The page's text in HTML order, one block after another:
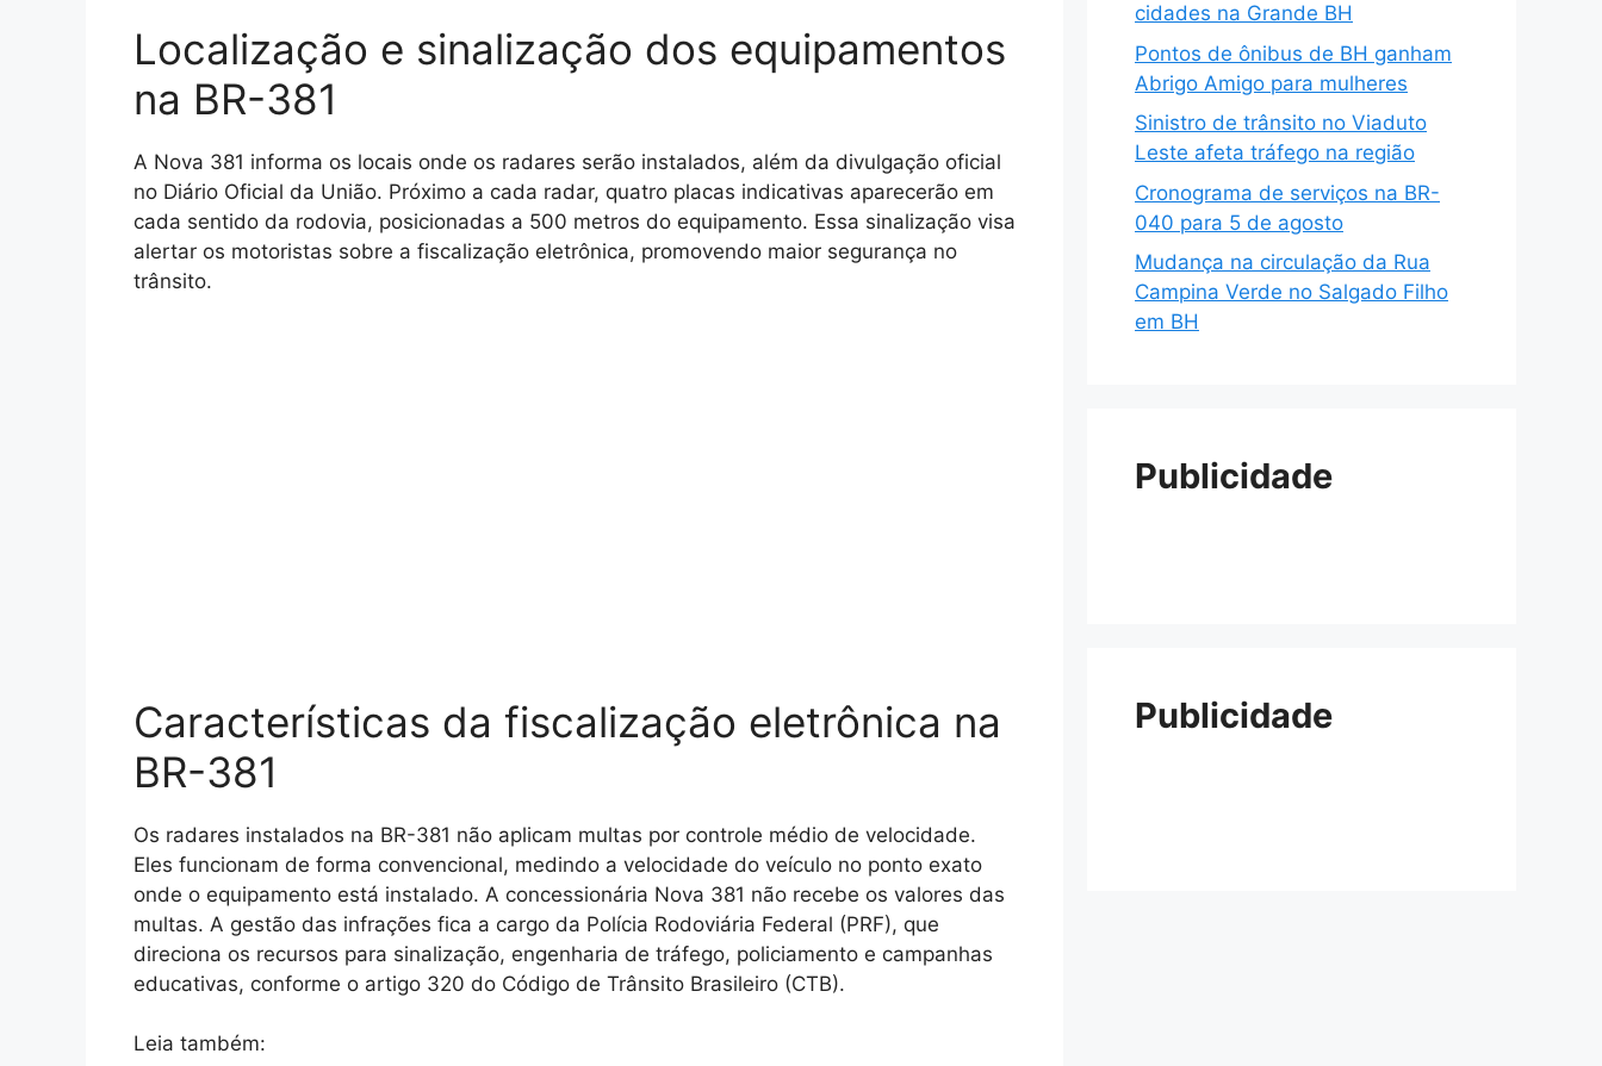
Localização e sinalização dos equipamentos
na BR-381
A Nova 381 informa os locais onde os radares serão instalados, além da divulgação oficial
no Diário Oficial da União. Próximo a cada radar, quatro placas indicativas aparecerão em
cada sentido da rodovia, posicionadas a 500 metros do equipamento. Essa sinalização visa
alertar os motoristas sobre a fiscalização eletrônica, promovendo maior segurança no
trânsito.
Características da fiscalização eletrônica na
BR-381
Os radares instalados na BR-381 não aplicam multas por controle médio de velocidade.
Eles funcionam de forma convencional, medindo a velocidade do veículo no ponto exato
onde o equipamento está instalado. A concessionária Nova 381 não recebe os valores das
multas. A gestão das infrações fica a cargo da Polícia Rodoviária Federal (PRF), que
direciona os recursos para sinalização, engenharia de tráfego, policiamento e campanhas
educativas, conforme o artigo 320 do Código de Trânsito Brasileiro (CTB).
Leia também:
cidades na Grande BH
Pontos de ônibus de BH ganham
Abrigo Amigo para mulheres
Sinistro de trânsito no Viaduto
Leste afeta tráfego na região
Cronograma de serviços na BR-
040 para 5 de agosto
Mudança na circulação da Rua
Campina Verde no Salgado Filho
em BH
Publicidade
Publicidade